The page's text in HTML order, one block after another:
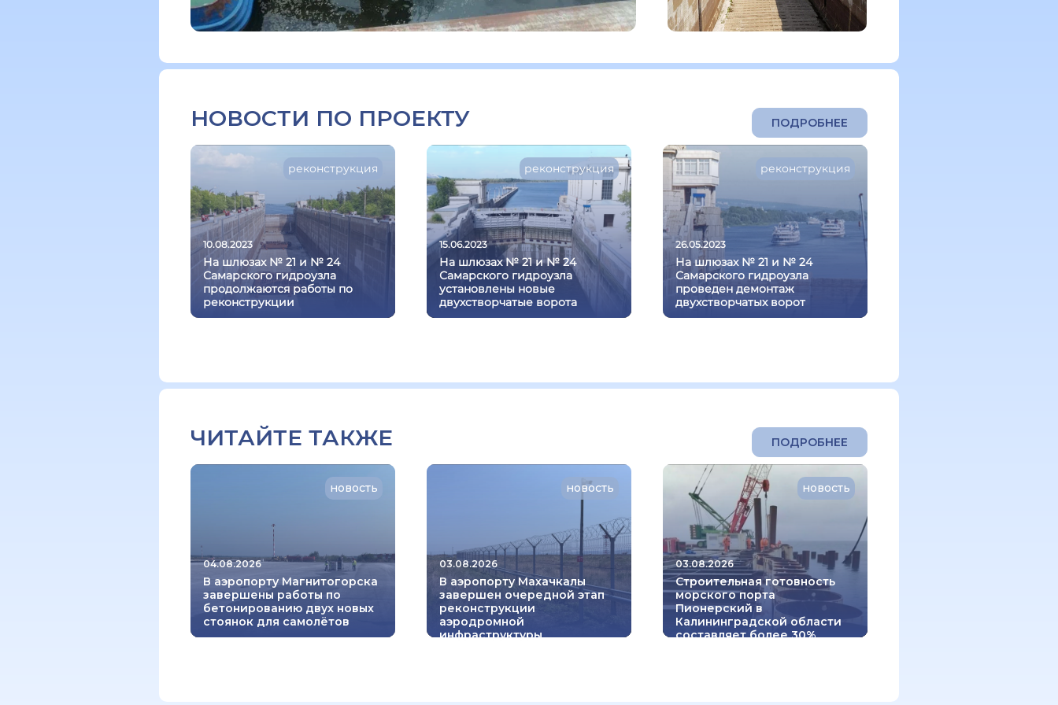
НОВОСТИ ПО ПРОЕКТУ ПОДРОБНЕЕ
реконструкция
10.08.2023
На шлюзах № 21 и № 24
Самарского гидроузла
продолжаются работы по
реконструкции
реконструкция
15.06.2023
На шлюзах № 21 и № 24
Самарского гидроузла
установлены новые
двухстворчатые ворота
реконструкция
26.05.2023
На шлюзах № 21 и № 24
Самарского гидроузла
проведен демонтаж
двухстворчатых ворот
ЧИТАЙТЕ ТАКЖЕ ПОДРОБНЕЕ
новость
04.08.2026
В аэропорту Магнитогорска
завершены работы по
бетонированию двух новых
стоянок для самолётов
новость
03.08.2026
В аэропорту Махачкалы
завершен очередной этап
реконструкции
аэродромной
инфраструктуры
новость
03.08.2026
Строительная готовность
морского порта
Пионерский в
Калининградской области
составляет более 30%